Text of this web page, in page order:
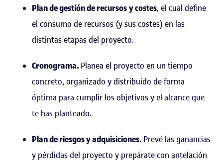
Plan de gestión de recursosy costes, el cual define
el consumo de recursos (y sus costes) en las
distintas etapas del proyecto.
Cronograma. Planea el proyecto en un tiempo
concreto, organizado y distribuido de forma
óptima para cumplir los objetivos y el alcance que
te has planteado.
Plan de riesgos y adquisiciones. Prevé las ganancias
y pérdidas del proyecto y prepárate con antelación